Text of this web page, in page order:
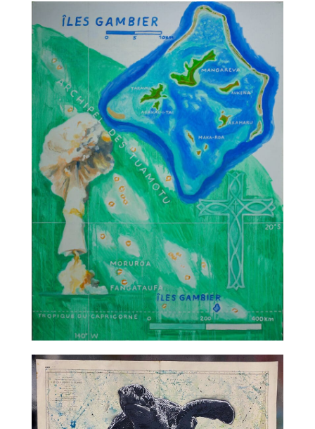
TALC02-13 – Christophe Ausello
TALC02-14 – Titouan Lamazou